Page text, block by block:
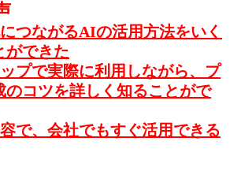
つながるAIの活用方法をいく
ができた
プで実際に利用しながら、プ
のコツを詳しく知ることがで
で、会社でもすぐ活用できる